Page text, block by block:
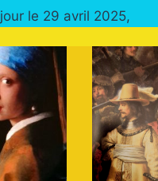
le 29 avril 2025,